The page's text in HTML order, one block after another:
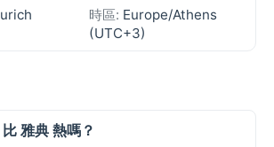
時區: Europe/Athens
(UTC+3)
雅典 熱嗎？